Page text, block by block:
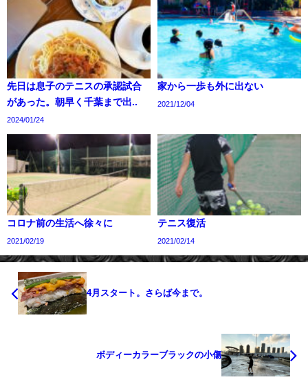
先日は息子のテニスの承認試合
があった。朝早く千葉まで出..
2024/01/24
家から一歩も外に出ない
2021/12/04
コロナ前の生活へ徐々に
2021/02/19
テニス復活
2021/02/14
4月スタート。さらば今まで。
ボディーカラーブラックの小傷